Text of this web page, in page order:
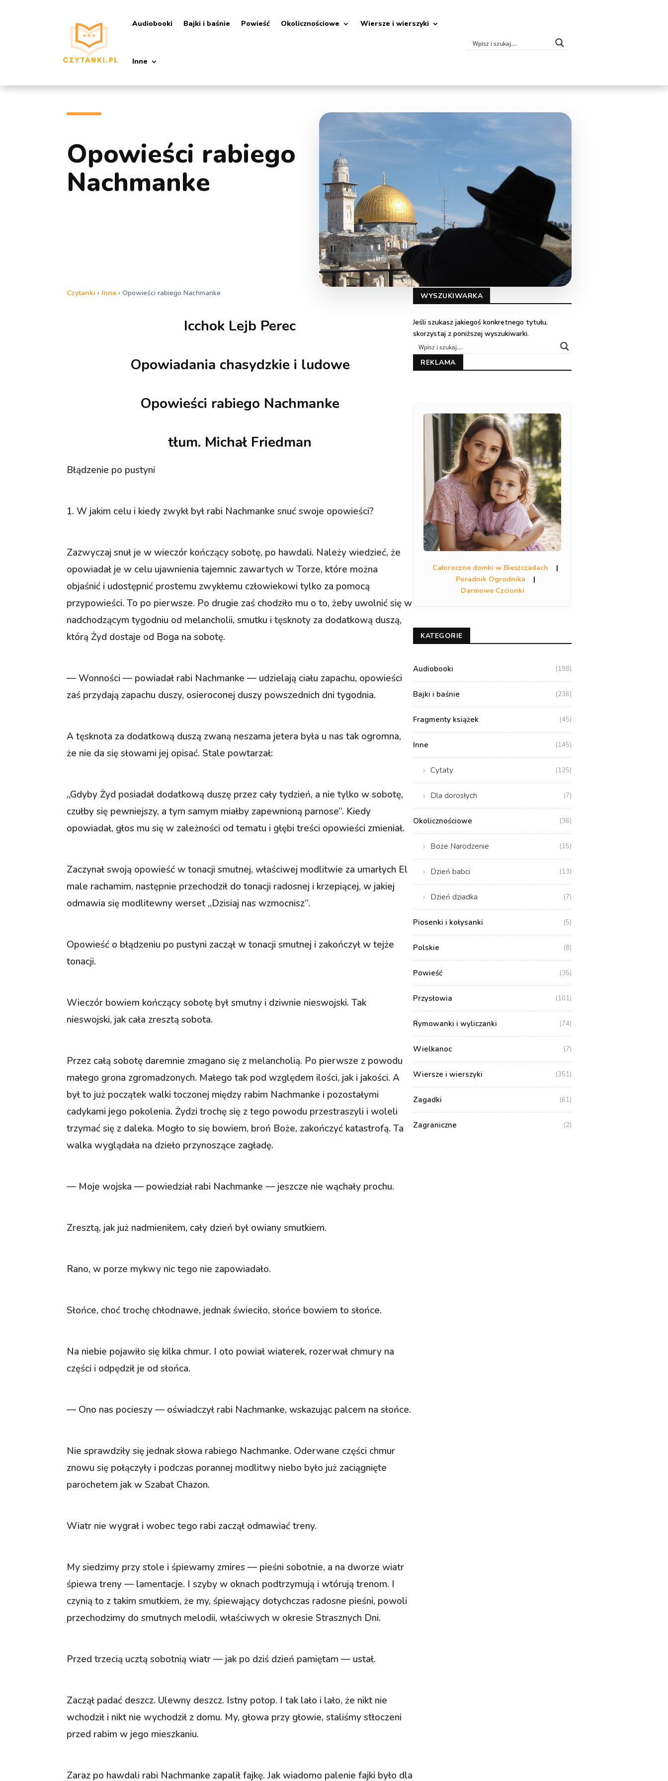
Audiobooki Bajki i baśnie Powieść Okolicznościowe Wiersze i wierszyki
Inne
Opowieści rabiego
Nachmanke
Czytanki › Inne ›Opowieści rabiego Nachmanke
Icchok Lejb Perec
Opowiadania chasydzkie i ludowe
Opowieści rabiego Nachmanke
tłum. Michał Friedman
Błądzenie po pustyni
1. W jakim celu i kiedy zwykł był rabi Nachmanke snuć swoje opowieści?
Zazwyczaj snuł je w wieczór kończący sobotę, po hawdali. Należy wiedzieć, że
opowiadał je w celu ujawnienia tajemnic zawartych w Torze, które można
objaśnić i udostępnić prostemu zwykłemu człowiekowi tylko za pomocą
przypowieści. To po pierwsze. Po drugie zaś chodziło mu o to, żeby uwolnić się w
nadchodzącym tygodniu od melancholii, smutku i tęsknoty za dodatkową duszą,
którą Żyd dostaje od Boga na sobotę.
— Wonności — powiadał rabi Nachmanke — udzielają ciału zapachu, opowieści
zaś przydają zapachu duszy, osieroconej duszy powszednich dni tygodnia.
A tęsknota za dodatkową duszą zwaną neszama jetera była u nas tak ogromna,
że nie da się słowami jej opisać. Stale powtarzał:
„Gdyby Żyd posiadał dodatkową duszę przez cały tydzień, a nie tylko w sobotę,
czułby się pewniejszy, a tym samym miałby zapewnioną parnose”. Kiedy
opowiadał, głos mu się w zależności od tematu i głębi treści opowieści zmieniał.
Zaczynał swoją opowieść w tonacji smutnej, właściwej modlitwie za umarłych El
male rachamim, następnie przechodził do tonacji radosnej i krzepiącej, w jakiej
odmawia się modlitewny werset „Dzisiaj nas wzmocnisz”.
Opowieść o błądzeniu po pustyni zaczął w tonacji smutnej i zakończył w tejże
tonacji.
Wieczór bowiem kończący sobotę był smutny i dziwnie nieswojski. Tak
nieswojski, jak cała zresztą sobota.
Przez całą sobotę daremnie zmagano się z melancholią. Po pierwsze z powodu
małego grona zgromadzonych. Małego tak pod względem ilości, jak i jakości. A
był to już początek walki toczonej między rabim Nachmanke i pozostałymi
cadykami jego pokolenia. Żydzi trochę się z tego powodu przestraszyli i woleli
trzymać się z daleka. Mogło to się bowiem, broń Boże, zakończyć katastrofą. Ta
walka wyglądała na dzieło przynoszące zagładę.
— Moje wojska — powiedział rabi Nachmanke — jeszcze nie wąchały prochu.
Zresztą, jak już nadmieniłem, cały dzień był owiany smutkiem.
Rano, w porze mykwy nic tego nie zapowiadało.
Słońce, choć trochę chłodnawe, jednak świeciło, słońce bowiem to słońce.
Na niebie pojawiło się kilka chmur. I oto powiał wiaterek, rozerwał chmury na
części i odpędził je od słońca.
— Ono nas pocieszy — oświadczył rabi Nachmanke, wskazując palcem na słońce.
Nie sprawdziły się jednak słowa rabiego Nachmanke. Oderwane części chmur
znowu się połączyły i podczas porannej modlitwy niebo było już zaciągnięte
parochetem jak w Szabat Chazon.
Wiatr nie wygrał i wobec tego rabi zaczął odmawiać treny.
My siedzimy przy stole i śpiewamy zmires — pieśni sobotnie, a na dworze wiatr
śpiewa treny — lamentacje. I szyby w oknach podtrzymują i wtórują trenom. I
czynią to z takim smutkiem, że my, śpiewający dotychczas radosne pieśni, powoli
przechodzimy do smutnych melodii, właściwych w okresie Strasznych Dni.
Przed trzecią ucztą sobotnią wiatr — jak po dziś dzień pamiętam — ustał.
Zaczął padać deszcz. Ulewny deszcz. Istny potop. I tak lało i lało, że nikt nie
wchodził i nikt nie wychodził z domu. My, głowa przy głowie, staliśmy stłoczeni
przed rabim w jego mieszkaniu.
Zaraz po hawdali rabi Nachmanke zapalił fajkę. Jak wiadomo palenie fajki było dla
WYSZUKIWARKA
Jeśli szukasz jakiegoś konkretnego tytułu,
skorzystaj z poniższej wyszukiwarki.
REKLAMA
Całoroczne domki w Bieszczadach
|
Poradnik Ogrodnika
|
Darmowe Czcionki
KATEGORIE
Audiobooki (198)
Bajki i baśnie (236)
Fragmenty książek (45)
Inne (145)
Cytaty (125)
Dla dorosłych (7)
Okolicznościowe (36)
Boże Narodzenie (15)
Dzień babci (13)
Dzień dziadka (7)
Piosenki i kołysanki (5)
Polskie (8)
Powieść (35)
Przysłowia (101)
Rymowanki i wyliczanki (74)
Wielkanoc (7)
Wiersze i wierszyki (351)
Zagadki (61)
Zagraniczne (2)